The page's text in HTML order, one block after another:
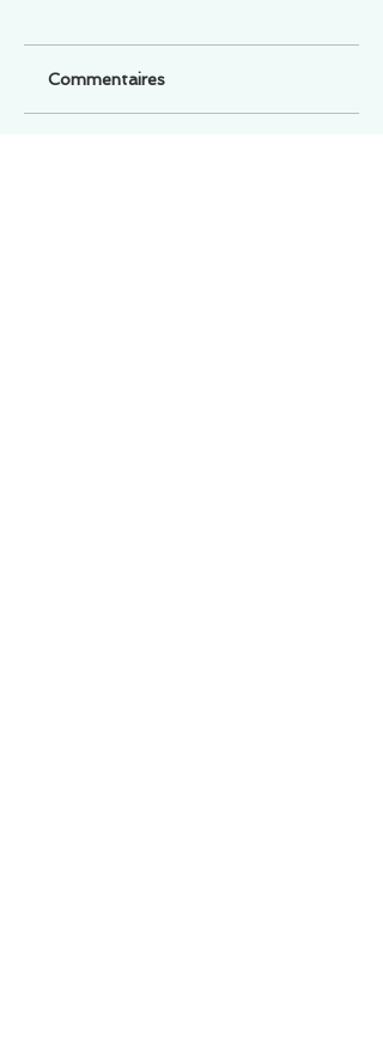
Commentaires